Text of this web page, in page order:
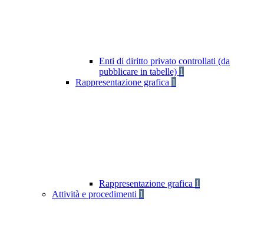
Enti di diritto privato controllati (da
pubblicare in tabelle) 1
Rappresentazione grafica 1
Rappresentazione grafica 1
Attività e procedimenti 1